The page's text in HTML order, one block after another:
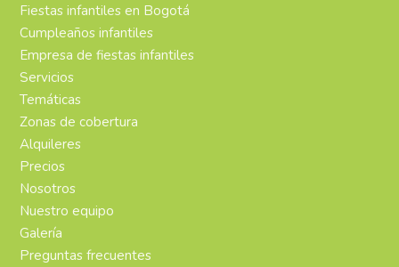
Fiestas infantiles en Bogotá
Cumpleaños infantiles
Empresa de fiestas infantiles
Servicios
Temáticas
Zonas de cobertura
Alquileres
Precios
Nosotros
Nuestro equipo
Galería
Preguntas frecuentes